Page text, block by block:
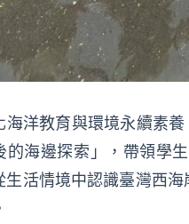
海洋教育與環境永續素
的海邊探索」，帶領學
生活情境中認識臺灣西